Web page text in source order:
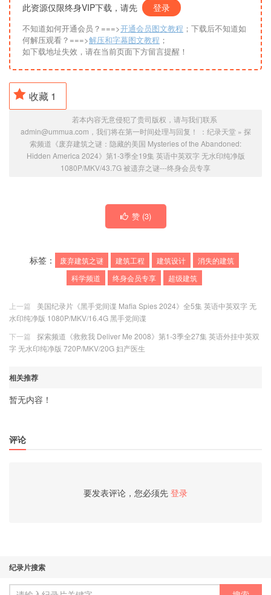
此资源仅限终身VIP下载，请先 登录
不知道如何开通会员？===>开通会员图文教程 ；下载后不知道如
何解压观看？===>解压和字幕图文教程 ；
如下载地址失效，请在当前页面下方留言提醒！
收藏 1
若本内容无意侵犯了贵司版权，请与我们联系
admin@ummua.com，我们将在第一时间处理与回复！ ： 纪录天堂» 探
索频道《废弃建筑之谜：隐藏的美国 Mysteries of the Abandoned:
Hidden America 2024》第1-3季全19集 英语中英双字 无水印纯净版
1080P/MKV/43.7G 被遗弃之谜---终身会员专享
赞 (3)
标签： 废弃建筑之谜 建筑工程 建筑设计
消失的建筑
科学频道
终身会员专享 超级建筑
上一篇
美国纪录片《黑手党间谍 Mafia Spies 2024》全5集 英语中英双字 无
水印纯净版 1080P/MKV/16.4G 黑手党间谍
下一篇
探索频道《救救我 Deliver Me 2008》第1-3季全27集 英语外挂中英双
字 无水印纯净版 720P/MKV/20G 妇产医生
相关推荐
暂无内容！
评论
要发表评论，您必须先 登录
纪录片搜索